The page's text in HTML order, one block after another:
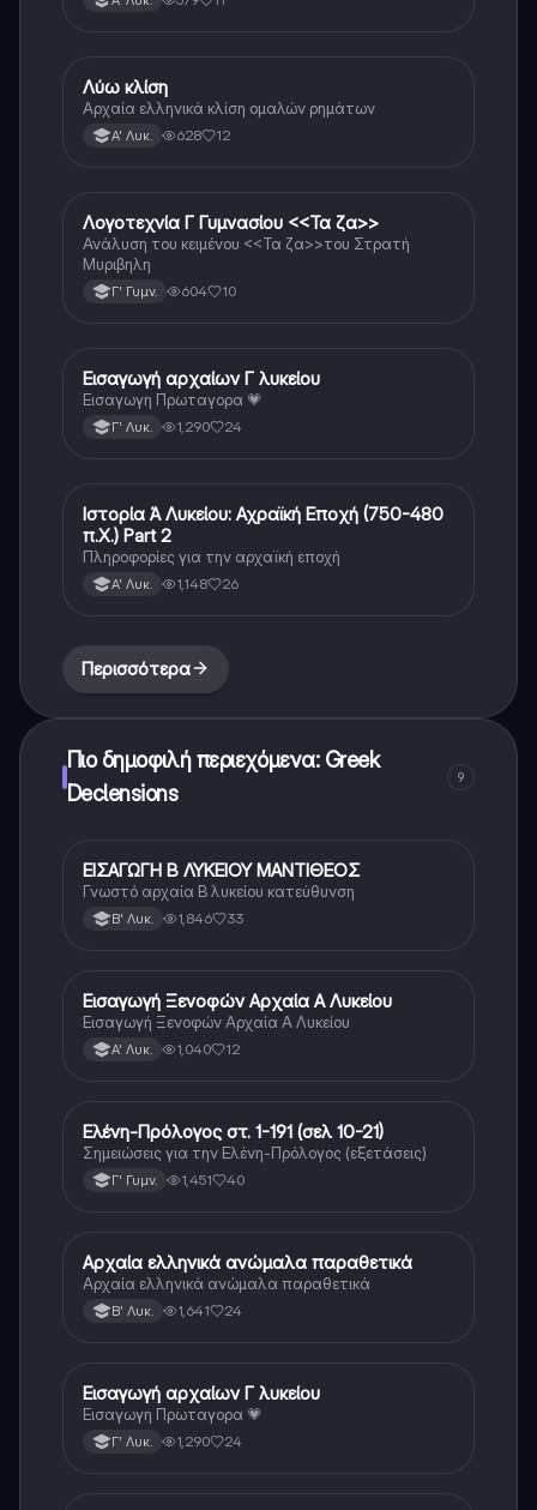
Αρχαία Ελληνικά
Λύω κλίση
Αρχαία ελληνικά κλίση ομαλών ρημάτων
Α' Λυκ. 628 12
Νέα Ελληνικά
Λογοτεχνία Γ Γυμνασίου <<Τα ζα>>
Ανάλυση του κειμένου <<Τα ζα>>του Στρατή
Μυριβηλη
Γ' Γυμν. 604 10
Αρχαία Ελληνικά
Εισαγωγή αρχαίων Γ λυκείου
Εισαγωγη Πρωταγορα 💗
Γ' Λυκ. 1,290 24
Νέα Ελληνικά
Ιστορία Ά Λυκείου: Αχραϊκή Εποχή (750-480
π.Χ.) Part 2
Πληροφορίες για την αρχαϊκή εποχή
Α' Λυκ. 1,148 26
Περισσότερα
Πιο δημοφιλή περιεχόμενα: Greek
Declensions
9
Αρχαία Ελληνικά (Ανθρ.)
ΕΙΣΑΓΩΓΗ Β ΛΥΚΕΙΟΥ ΜΑΝΤΙΘΕΟΣ
Γνωστό αρχαία Β λυκείου κατεύθυνση
Β' Λυκ. 1,846 33
Αρχαία Ελληνικά
Εισαγωγή Ξενοφών Αρχαία Α Λυκείου
Εισαγωγή Ξενοφών Αρχαία Α Λυκείου
Α' Λυκ. 1,040 12
Αρχαία Ελληνικά
Ελένη-Πρόλογος στ. 1-191 (σελ 10-21)
Σημειώσεις για την Ελένη-Πρόλογος (εξετάσεις)
Γ' Γυμν. 1,451 40
Αρχαία Ελληνικά (Ανθρ.)
Αρχαία ελληνικά ανώμαλα παραθετικά
Αρχαία ελληνικά ανώμαλα παραθετικά
Β' Λυκ. 1,641 24
Αρχαία Ελληνικά
Εισαγωγή αρχαίων Γ λυκείου
Εισαγωγη Πρωταγορα 💗
Γ' Λυκ. 1,290 24